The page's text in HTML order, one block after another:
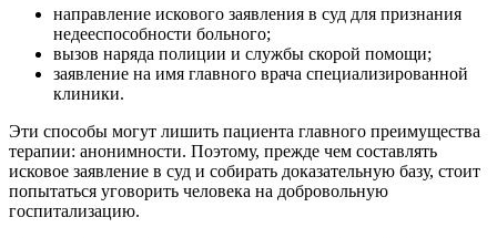
направление искового заявления в суд для признания
недееспособности больного;
вызов наряда полиции и службы скорой помощи;
заявление на имя главного врача специализированной
клиники.
Эти способы могут лишить пациента главного преимущества
терапии: анонимности. Поэтому, прежде чем составлять
исковое заявление в суд и собирать доказательную базу, стоит
попытаться уговорить человека на добровольную
госпитализацию.